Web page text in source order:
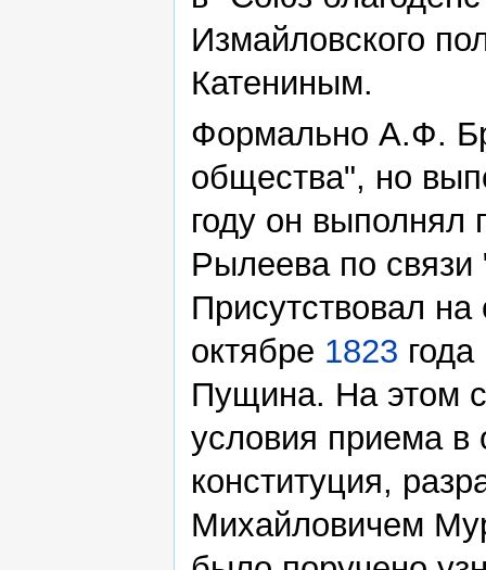
Измайловского
Катениным.
Формально А.Ф.
общества", но
году он выполнял
Рылеева по
Присутствовал
октябре 1823
Пущина. На этом
условия приема
конституция,
Михайловичем